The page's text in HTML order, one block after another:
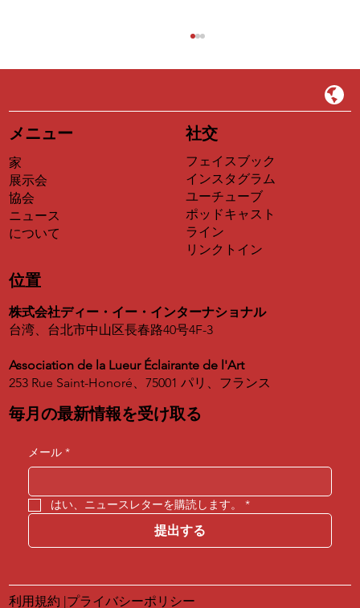
語——final_final studio創設者・劉俊佑が
「The Great Artist」に登場、設計の理性
の専門性に育て上げる
メニュー
家
展示会
協会
ニュース
について
社交
フェイスブック
インスタグラム
ユーチューブ
ポッドキャスト
ライン
リンクトイン
位置
株式会社ディー・イー・インターナショナル
台湾、台北市中山区長春路40号4F-3
Association de la Lueur Éclairante de l'Art
253 Rue Saint-Honoré、75001 パリ、フランス
毎月の最新情報を受け取る
メール *
はい、ニュースレターを購読します。 *
提出する
利用規約 プライバシーポリシー